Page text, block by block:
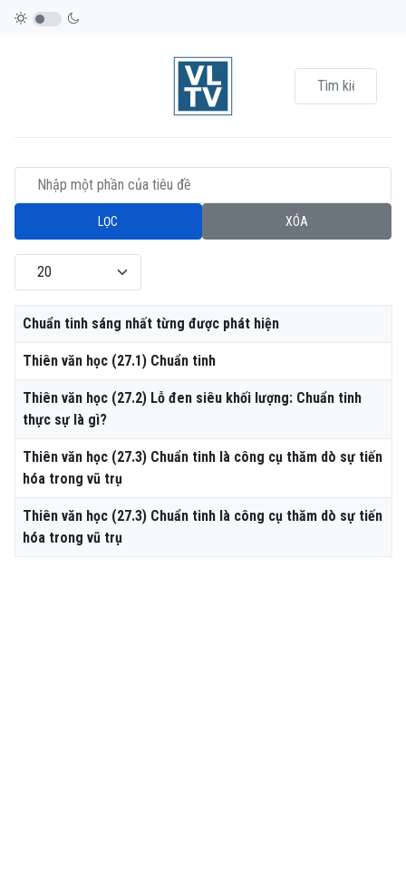
Nhập một phần của tiêu đề
LỌC XÓA
Hiển thị #
Tiêu đề
Chuẩn tinh sáng nhất từng được phát hiện
Thiên văn học (27.1) Chuẩn tinh
Thiên văn học (27.2) Lỗ đen siêu khối lượng: Chuẩn tinh
thực sự là gì?
Thiên văn học (27.3) Chuẩn tinh là công cụ thăm dò sự tiến
hóa trong vũ trụ
Thiên văn học (27.3) Chuẩn tinh là công cụ thăm dò sự tiến
hóa trong vũ trụ